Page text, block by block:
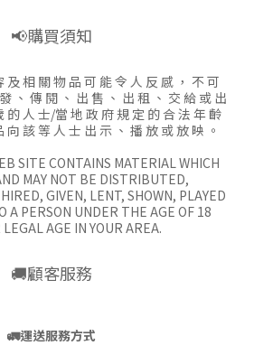
📢購買須知
及 相 關 物 品 可 能 令 人 反 感 ， 不 可
、 傳 閱 、 出 售 、 出 租 、 交 給 或 出
的 人 士/當 地 政 府 規 定 的 合 法 年 齡
向 該 等 人 士 出 示 、 播 放 或 放 映 。
SITE CONTAINS MATERIAL WHICH
MAY NOT BE DISTRIBUTED,
GIVEN, LENT, SHOWN, PLAYED
A PERSON UNDER THE AGE OF 18
LEGAL AGE IN YOUR AREA.
🚚顧客服務
🚛運送服務方式